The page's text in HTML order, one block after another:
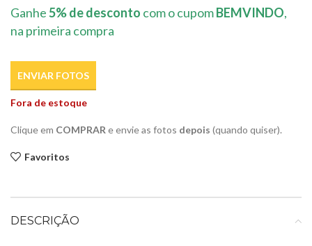
Ganhe5% de desconto com o cupomBEMVINDO,
na primeira compra
ENVIAR FOTOS
Fora de estoque
Clique em COMPRAR e envie as fotos depois (quando quiser).
Favoritos
DESCRIÇÃO